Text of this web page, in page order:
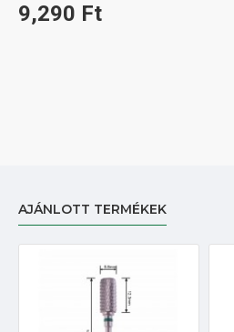
9,290 Ft
AJÁNLOTT TERMÉKEK